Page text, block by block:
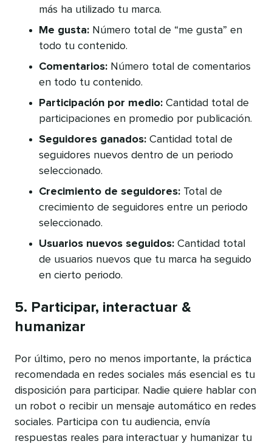
más ha utilizado tu marca.
Me gusta: Número total de “me gusta” en
todo tu contenido.
Comentarios: Número total de comentarios
en todo tu contenido.
Participación por medio: Cantidad total de
participaciones en promedio por publicación.
Seguidores ganados: Cantidad total de
seguidores nuevos dentro de un periodo
seleccionado.
Crecimiento de seguidores: Total de
crecimiento de seguidores entre un periodo
seleccionado.
Usuarios nuevos seguidos: Cantidad total
de usuarios nuevos que tu marca ha seguido
en cierto periodo.
5. Participar, interactuar &
humanizar
Por último, pero no menos importante, la práctica
recomendada en redes sociales más esencial es tu
disposición para participar. Nadie quiere hablar con
un robot o recibir un mensaje automático en redes
sociales. Participa con tu audiencia, envía
respuestas reales para interactuar y humanizar tu